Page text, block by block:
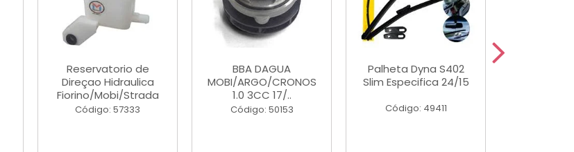
Reservatorio de
Direçao Hidraulica
Fiorino/Mobi/Strada
Código: 57333
BBA DAGUA
MOBI/ARGO/CRONOS
1.0 3CC 17/..
Código: 50153
Palheta Dyna S402
Slim Especifica 24/15
Código: 49411